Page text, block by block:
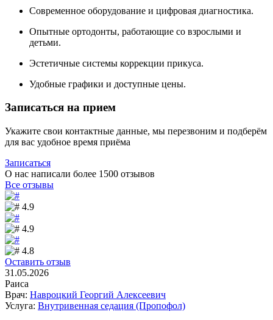
Современное оборудование и цифровая диагностика.
Опытные ортодонты, работающие со взрослыми и
детьми.
Эстетичные системы коррекции прикуса.
Удобные графики и доступные цены.
Записаться на прием
Укажите свои контактные данные, мы перезвоним и подберём
для вас удобное время приёма
Записаться
О нас написали более 1500 отзывов
Все отзывы
4.9
4.9
4.8
Оставить отзыв
31.05.2026
Раиса
Врач: Навроцкий Георгий Алексеевич
Услуга: Внутривенная седация (Пропофол)